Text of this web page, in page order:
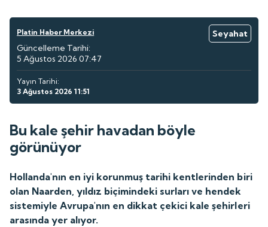
Platin Haber Merkezi
Seyahat
Güncelleme Tarihi:
5 Ağustos 2026 07:47
Yayın Tarihi:
3 Ağustos 2026 11:51
Bu kale şehir havadan böyle
görünüyor
Hollanda'nın en iyi korunmuş tarihi kentlerinden biri
olan Naarden, yıldız biçimindeki surları ve hendek
sistemiyle Avrupa'nın en dikkat çekici kale şehirleri
arasında yer alıyor.